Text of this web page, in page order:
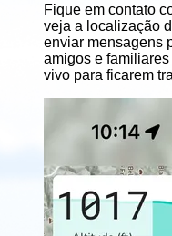
Fique em contato
veja a localização
enviar mensagens
amigos e
vivo para ficarem